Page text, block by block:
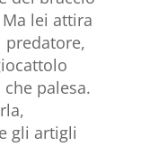
lei attira
predatore,
palesa.
gli artigli